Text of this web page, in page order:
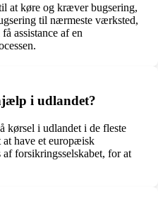
at køre og kræver bugsering,
til nærmeste værksted,
assistance af en
i udlandet?
kørsel i udlandet i de fleste
have et europæisk
af forsikringsselskabet, for at